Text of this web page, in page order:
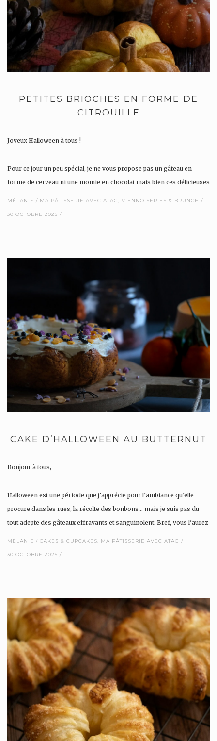
PETITES BRIOCHES EN FORME DE
CITROUILLE
Joyeux Halloween à tous !
Pour ce jour un peu spécial, je ne vous propose pas un gâteau en
forme de cerveau ni une momie en chocolat mais bien ces délicieuses
MÉLANIE MA PÂTISSERIE AVEC ATAG, VIENNOISERIES & BRUNCH
30 OCTOBRE 2025
CAKE D’HALLOWEEN AU BUTTERNUT
Bonjour à tous,
Halloween est une période que j’apprécie pour l’ambiance qu’elle
procure dans les rues, la récolte des bonbons,.. mais je suis pas du
tout adepte des gâteaux effrayants et sanguinolent. Bref, vous l’aurez
MÉLANIE CAKES & CUPCAKES, MA PÂTISSERIE AVEC ATAG
30 OCTOBRE 2025